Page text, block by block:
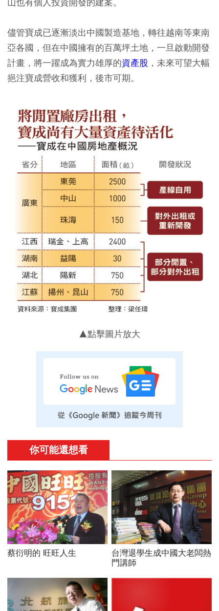
儘管寶成已逐漸淡出中國製造基地，轉往越南等東南
亞各國，但在中國擁有的百萬坪土地，一旦啟動開發
計畫，將一躍成為實力雄厚的資產股 ，未來可望大幅
挹注寶成營收和獲利，後市可期。
▲點擊圖片放大